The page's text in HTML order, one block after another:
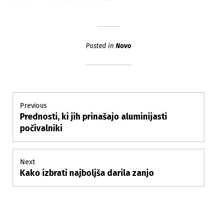
Posted in Novo
Post
navigation
Previous
Previous
post:
Prednosti, ki jih prinašajo aluminijasti
počivalniki
Next
Next
Kako izbrati najboljša darila zanjo